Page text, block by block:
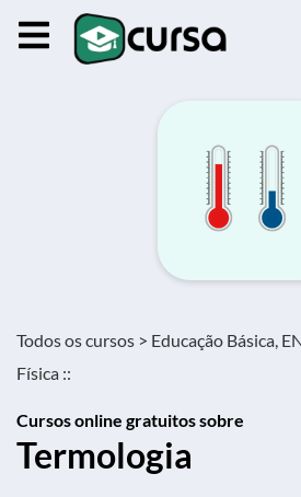
Todos os cursos > Educação Básica,
Física ::
Cursos online gratuitos sobre
Termologia